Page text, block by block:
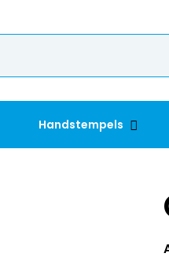
Handstempels